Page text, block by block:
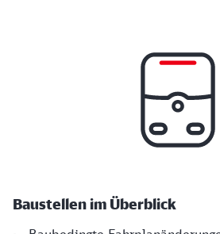
Baustellen im Überblick